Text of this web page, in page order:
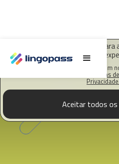
O Lingopass utiliza cookies
deste site e melhorar sua
Saiba mais em
Políticas de
Privacidade.
Aceitar todos os